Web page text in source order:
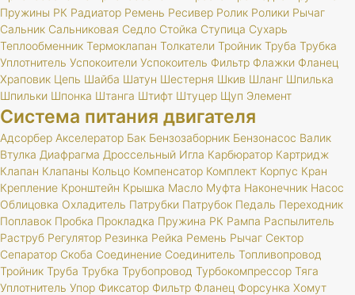
Пружины РК Радиатор Ремень Ресивер Ролик Ролики Рычаг
Сальник Сальниковая Седло Стойка Ступица Сухарь
Теплообменник Термоклапан Толкатели Тройник Труба Трубка
Уплотнитель Успокоители Успокоитель Фильтр Флажки Фланец
Храповик Цепь Шайба Шатун Шестерня Шкив Шланг Шпилька
Шпильки Шпонка Штанга Штифт Штуцер Щуп Элемент
Система питания двигателя
Адсорбер Акселератор Бак Бензозаборник Бензонасос Валик
Втулка Диафрагма Дроссельный Игла Карбюратор Картридж
Клапан Клапаны Кольцо Компенсатор Комплект Корпус Кран
Крепление Кронштейн Крышка Масло Муфта Наконечник Насос
Облицовка Охладитель Патрубки Патрубок Педаль Переходник
Поплавок Пробка Прокладка Пружина РК Рампа Распылитель
Раструб Регулятор Резинка Рейка Ремень Рычаг Сектор
Сепаратор Скоба Соединение Соединитель Топливопровод
Тройник Труба Трубка Трубопровод Турбокомпрессор Тяга
Уплотнитель Упор Фиксатор Фильтр Фланец Форсунка Хомут